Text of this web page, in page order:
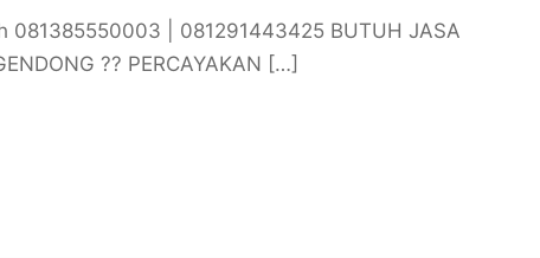
| 081291443425 BUTUH JASA
?? PERCAYAKAN […]